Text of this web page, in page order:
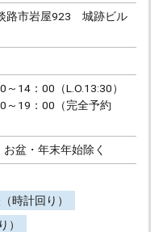
路市岩屋923 城跡ビル
14：00（L.O.13:30）
～19：00（完全予約
盆・年末年始除く
時計回り）
）